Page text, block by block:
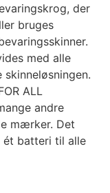
der
bruges
med alle
skinneløsningen.
ALL
andre
mærker. Det
ét batteri til alle